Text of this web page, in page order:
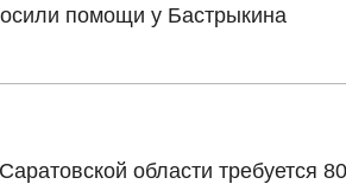
помощи у Бастрыкина
области требуется